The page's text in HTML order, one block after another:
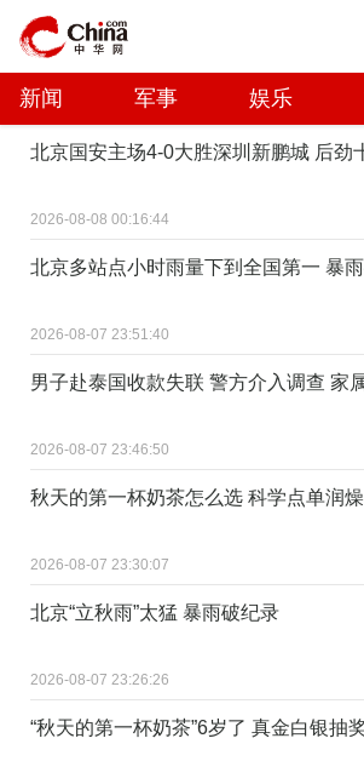
新闻 军事 娱乐
北京国安主场4-0大胜深圳新鹏城 后劲
2026-08-08 00:16:44
北京多站点小时雨量下到全国第一 暴
2026-08-07 23:51:40
男子赴泰国收款失联 警方介入调查 家
2026-08-07 23:46:50
秋天的第一杯奶茶怎么选 科学点单润
2026-08-07 23:30:07
北京“立秋雨”太猛 暴雨破纪录
2026-08-07 23:26:26
“秋天的第一杯奶茶”6岁了 真金白银抽